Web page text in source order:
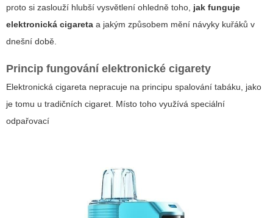
proto si zaslouží hlubší vysvětlení ohledně toho, jak funguje
elektronická cigareta a jakým způsobem mění návyky kuřáků v
dnešní době.
Princip fungování elektronické cigarety
Elektronická cigareta nepracuje na principu spalování tabáku, jako
je tomu u tradičních cigaret. Místo toho využívá speciální
odpařovací